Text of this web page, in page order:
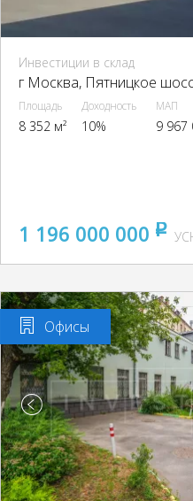
Инвестиции в склад
Площадь
8 352 м²
Доходность
10%
МАП
9 967
1 196 000 000 pуб
Офисы